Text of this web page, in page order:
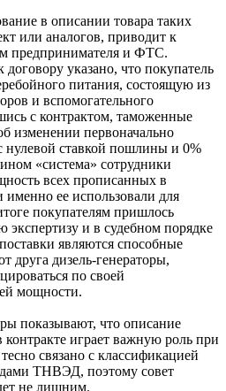
в описании товара таких
или аналогов, приводит к
предпринимателя и ФТС.
указано, что покупатель
питания, состоящую из
и вспомогательного
с контрактом, таможенные
изменении первоначально
ставкой пошлины и 0%
«система» сотрудники
всех прописанных в
ее использовали для
покупателям пришлось
экспертизу и в судебном порядке
являются способные
друга дизель-генераторы,
по своей
мощности.
показывают, что описание
играет важную роль при
связано с классификацией
ТНВЭД, поэтому совет
не лишним.